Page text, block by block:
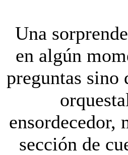
Una
en algún
preguntas sino
ensordecedor,
sección de